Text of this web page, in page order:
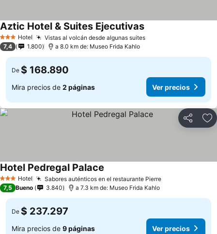
3 Estrellas
Hotel Vistas al volcán desde algunas suitesVer precios
Aztic Hotel & Suites EjecutivasVer precios
7,4 1.800 a 8.0 km de: Museo Frida Kahlo
De $ 168.890
Mira precios de 2 páginas Ver precios
Compartir
3 Estrellas
Hotel Sabores auténticos en el restaurante PierreVer precios
Hotel Pedregal Palace
7,5 Bueno 3.840 a 7.3 km de: Museo Frida Kahlo
De $ 237.297
Mira precios de 9 páginas Ver precios